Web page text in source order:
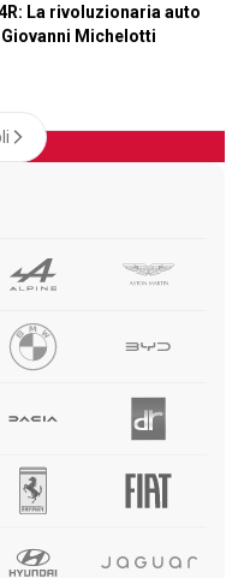
La rivoluzionaria auto
Michelotti